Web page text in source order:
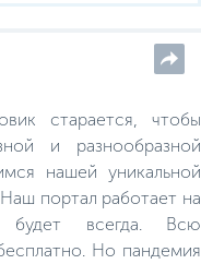
старается, чтобы
и разнообразной
нашей уникальной
портал работает на
будет всегда. Всю
Но пандемия